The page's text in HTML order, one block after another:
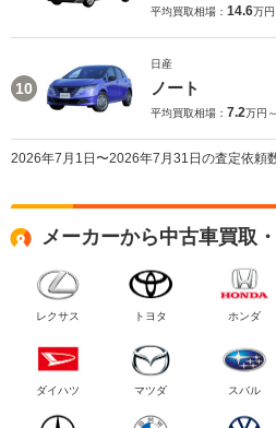
平均買取相場： 14.6万円
10
日産
ノート
平均買取相場： 7.2万円～
2026年7月1日〜2026年7月31日の査定依頼
メーカーから中古車買取
レクサス トヨタ ホンダ
ダイハツ マツダ スバル